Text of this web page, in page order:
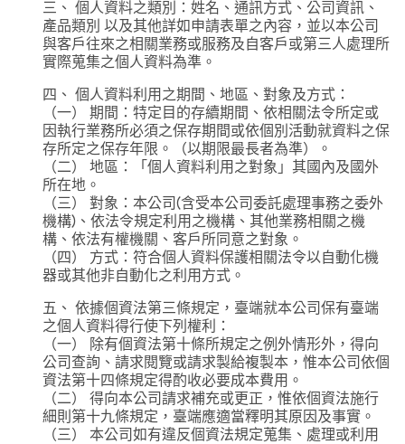
三、 個人資料之類別：姓名、通訊方式、公司資訊、
產品類別 以及其他詳如申請表單之內容，並以本公司
與客戶往來之相關業務或服務及自客戶或第三人處理所
實際蒐集之個人資料為準。
四、 個人資料利用之期間、地區、對象及方式：
（一） 期間：特定目的存續期間、依相關法令所定或
因執行業務所必須之保存期間或依個別活動就資料之保
存所定之保存年限。（以期限最長者為準）。
（二） 地區：「個人資料利用之對象」其國內及國外
所在地。
（三） 對象：本公司(含受本公司委託處理事務之委外
機構)、依法令規定利用之機構、其他業務相關之機
構、依法有權機關、客戶所同意之對象。
（四） 方式：符合個人資料保護相關法令以自動化機
器或其他非自動化之利用方式。
五、 依據個資法第三條規定，臺端就本公司保有臺端
之個人資料得行使下列權利：
（一） 除有個資法第十條所規定之例外情形外，得向
公司查詢、請求閱覽或請求製給複製本，惟本公司依個
資法第十四條規定得酌收必要成本費用。
（二） 得向本公司請求補充或更正，惟依個資法施行
細則第十九條規定，臺端應適當釋明其原因及事實。
（三） 本公司如有違反個資法規定蒐集、處理或利用